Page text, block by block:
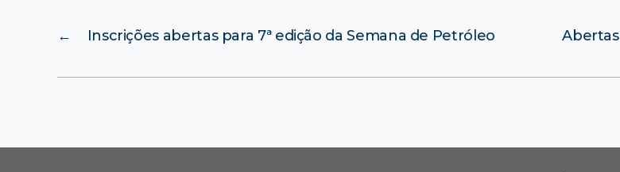
← Inscrições abertas para 7ª edição da Semana de Petróleo